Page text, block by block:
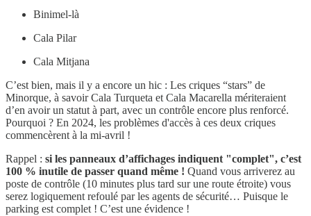
Binimel-là
Cala Pilar
Cala Mitjana
C’est bien, mais il y a encore un hic : Les criques “stars” de
Minorque, à savoir Cala Turqueta et Cala Macarella mériteraient
d’en avoir un statut à part, avec un contrôle encore plus renforcé.
Pourquoi ? En 2024, les problèmes d'accès à ces deux criques
commencèrent à la mi-avril !
Rappel : si les panneaux d’affichages indiquent "complet", c’est
100 % inutile de passer quand même ! Quand vous arriverez au
poste de contrôle (10 minutes plus tard sur une route étroite) vous
serez logiquement refoulé par les agents de sécurité… Puisque le
parking est complet ! C’est une évidence !